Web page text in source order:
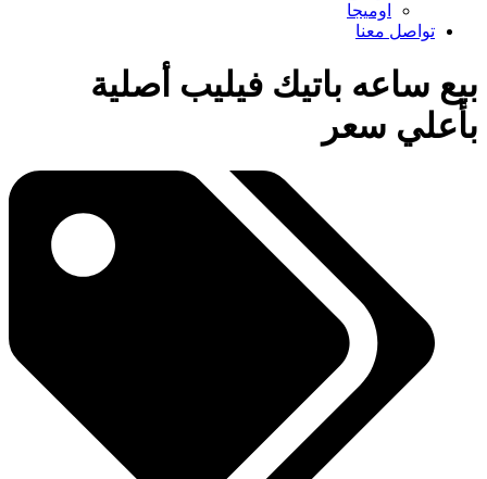
اوميجا
تواصل معنا
بيع ساعه باتيك فيليب أصلية
بأعلي سعر